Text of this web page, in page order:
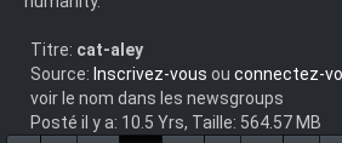
Titre: cat-aley
Source: Inscrivez-vous ou connectez-
voir le nom dans les newsgroups
Posté il y a: 10.5 Yrs, Taille: 564.57 MB